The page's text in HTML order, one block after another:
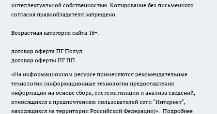
интеллектуальной собственностью. Копирование без письменного
согласия правообладателя запрещено.
Возрастная категория сайта 16+.
договор оферта ПГ Полуд
договор оферты ПГ ПП
«На информационном ресурсе применяются рекомендательные
технологии (информационные технологии предоставления
информации на основе сбора, систематизации и анализа сведений,
относящихся к предпочтениям пользователей сети "Интернет",
находящихся на территории Российской Федерации)». Подробнее